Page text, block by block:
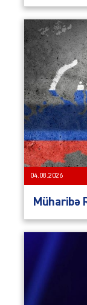
04.08.2026
Müharibə